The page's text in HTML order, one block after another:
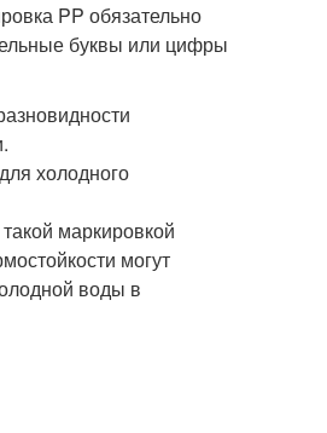
PP обязательно
буквы или цифры
холодного
маркировкой
могут
воды в